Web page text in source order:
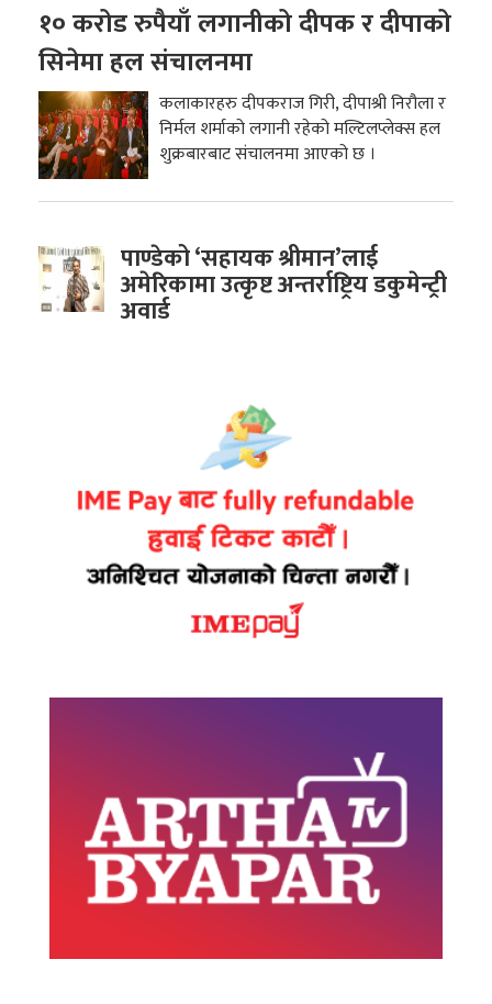
१० करोड रुपैयाँ लगानीको दीपक र दीपाको
सिनेमा हल संचालनमा
कलाकारहरु दीपकराज गिरी, दीपाश्री निरौला र
निर्मल शर्माको लगानी रहेको मल्टिलप्लेक्स हल
शुक्रबारबाट संचालनमा आएको छ ।
पाण्डेको ‘सहायक श्रीमान’लाई
अमेरिकामा उत्कृष्ट अन्तर्राष्ट्रिय डकुमेन्ट्री
अवार्ड